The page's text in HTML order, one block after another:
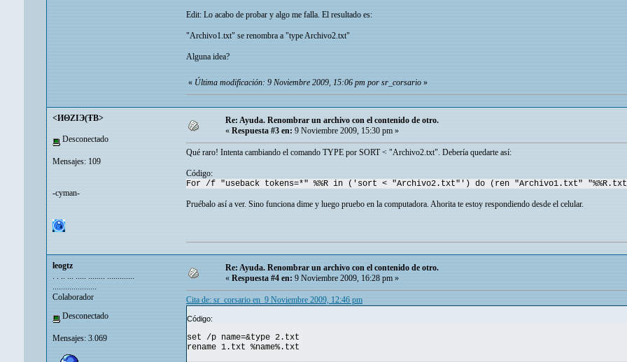
Edit: Lo acabo de probar y algo me falla. El resultado es:
"Archivo1.txt" se renombra a "type Archivo2.txt"
Alguna idea?
«Última modificación: 9 Noviembre 2009, 15:06 pm por sr_corsario»
<ИΘZIЭ(ŦB>
Desconectado
Mensajes: 109
-cyman-
Re: Ayuda. Renombrar un archivo con el contenido de otro.
« Respuesta #3 en: 9 Noviembre 2009, 15:30 pm »
Qué raro! Intenta cambiando el comando TYPE por SORT < "Archivo2.txt". Debería quedarte así:
Código:
For /f "useback tokens=*" %%R in ('sort < "Archivo2.txt"') do (ren "Archivo1.txt"
Pruébalo así a ver. Sino funciona dime y luego pruebo en la computadora. Ahorita te estoy respondiendo desde el celular.
leogtz
. . .. ... ..... ........ .............
.....................
Colaborador
Desconectado
Mensajes: 3.069
Re: Ayuda. Renombrar un archivo con el contenido de otro.
«Respuesta #4 en:9 Noviembre 2009, 16:28 pm »
Cita de: sr_corsario en 9 Noviembre 2009, 12:46 pm
Código:
set /p name=&type 2.txt
rename 1.txt %name%.txt